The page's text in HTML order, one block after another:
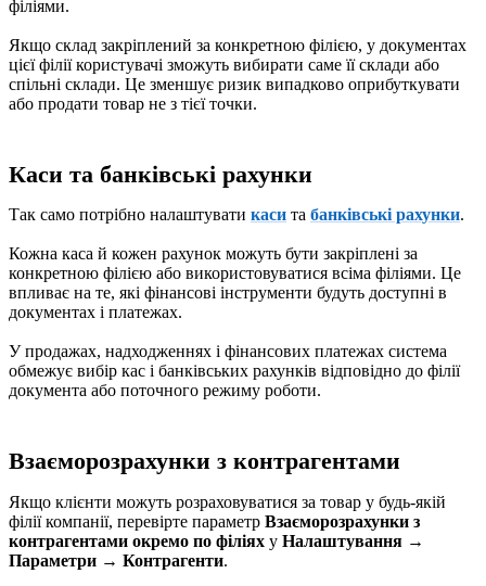
філіями.
Якщо склад закріплений за конкретною філією, у документах
цієї філії користувачі зможуть вибирати саме її склади або
спільні склади. Це зменшує ризик випадково оприбуткувати
або продати товар не з тієї точки.
Каси та банківські рахунки
Так само потрібно налаштувати каси та банківські рахунки.
Кожна каса й кожен рахунок можуть бути закріплені за
конкретною філією або використовуватися всіма філіями. Це
впливає на те, які фінансові інструменти будуть доступні в
документах і платежах.
У продажах, надходженнях і фінансових платежах система
обмежує вибір кас і банківських рахунків відповідно до філії
документа або поточного режиму роботи.
Взаєморозрахунки з контрагентами
Якщо клієнти можуть розраховуватися за товар у будь-якій
філії компанії, перевірте параметр Взаєморозрахунки з
контрагентами окремо по філіях у Налаштування →
Параметри → Контрагенти.